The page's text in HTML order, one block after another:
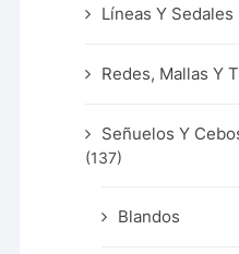
Líneas Y Sedales
Redes, Mallas Y
Señuelos Y
(137)
Blandos